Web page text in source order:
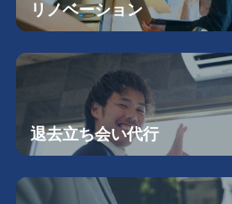
リノベーション
退去立ち会い代行